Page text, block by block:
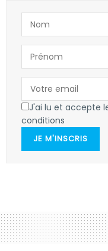
J'ai lu et accepte
conditions
JE M'INSCRIS